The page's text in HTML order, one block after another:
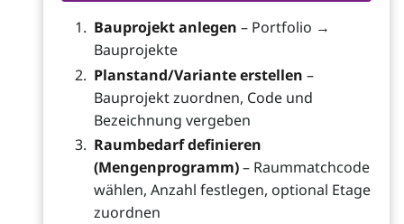
Bauprojekt anlegen – Portfolio →
Bauprojekte
Planstand/Variante erstellen –
Bauprojekt zuordnen, Code und
Bezeichnung vergeben
Raumbedarf definieren
(Mengenprogramm)– Raummatchcode
wählen, Anzahl festlegen, optional Etage
zuordnen